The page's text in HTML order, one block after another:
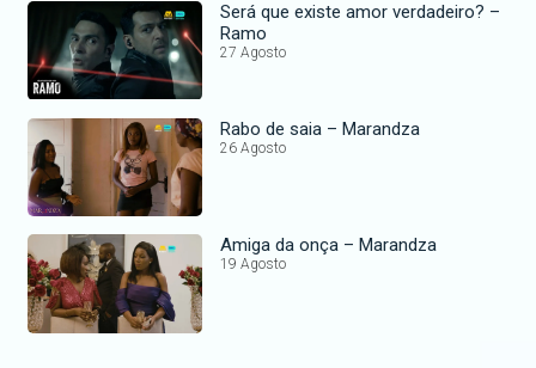
Será que existe amor verdadeiro? –
Ramo
27 Agosto
Rabo de saia – Marandza
26 Agosto
Amiga da onça – Marandza
19 Agosto